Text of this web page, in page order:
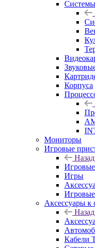
Корпуса
Мониторы
Игровые
Назад
Игры
Аксессуары к
Назад
Кабели